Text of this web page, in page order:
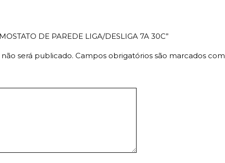
DE PAREDE LIGA/DESLIGA 7A 30C”
será publicado. Campos obrigatórios são marcados com